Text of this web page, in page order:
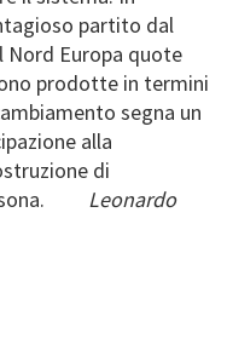
partito dal
Nord Europa quote
prodotte in termini
segna un
alla
di
Leonardo